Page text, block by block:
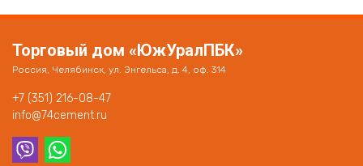
Торговый дом «ЮжУралПБК»
Россия, Челябинск, ул. Энгельса, д. 4, оф. 314
+7 (351) 216-08-47
info@74cement.ru